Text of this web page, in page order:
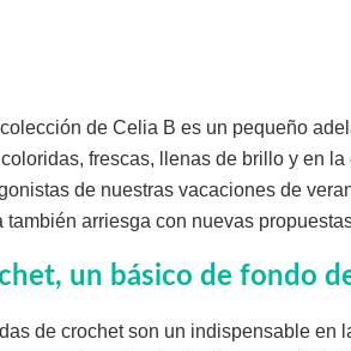
de Celia B es un pequeño
frescas, llenas de brillo y en
de nuestras vacaciones de
también arriesga con nuevas
un básico de fondo
de crochet son un indispensable